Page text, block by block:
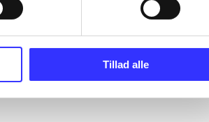
Tillad alle